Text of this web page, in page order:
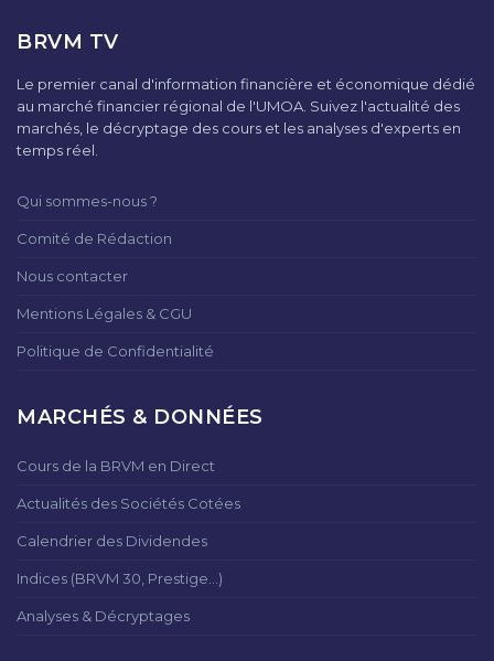
BRVM TV
Le premier canal d'information financière et économique dédié
au marché financier régional de l'UMOA. Suivez l'actualité des
marchés, le décryptage des cours et les analyses d'experts en
temps réel.
Qui sommes-nous ?
Comité de Rédaction
Nous contacter
Mentions Légales & CGU
Politique de Confidentialité
MARCHÉS & DONNÉES
Cours de la BRVM en Direct
Actualités des Sociétés Cotées
Calendrier des Dividendes
Indices (BRVM 30, Prestige...)
Analyses & Décryptages